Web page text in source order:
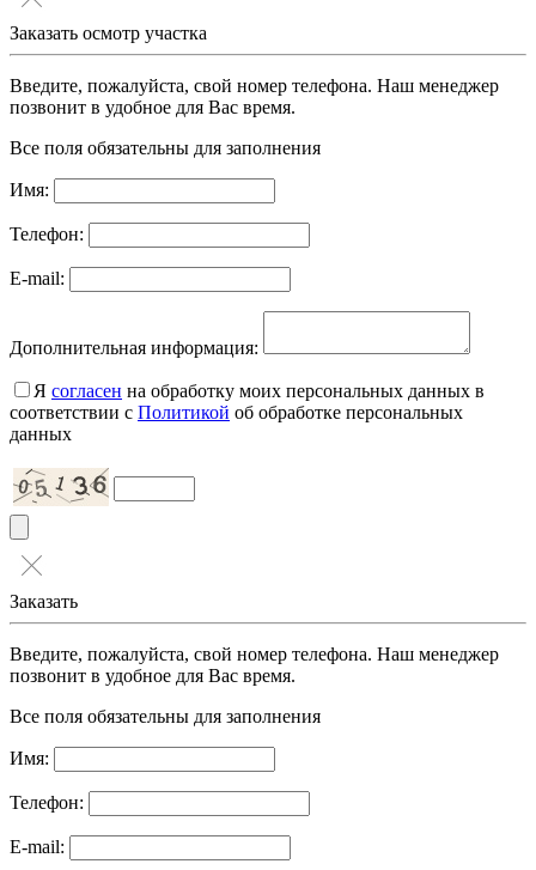
Заказать осмотр участка
Введите, пожалуйста, свой номер телефона. Наш менеджер
позвонит в удобное для Вас время.
Все поля обязательны для заполнения
Имя:
Телефон:
E-mail:
Дополнительная информация:
Я согласен на обработку моих персональных данных в
соответствии с Политикой об обработке персональных
данных
Заказать
Введите, пожалуйста, свой номер телефона. Наш менеджер
позвонит в удобное для Вас время.
Все поля обязательны для заполнения
Имя:
Телефон:
E-mail: